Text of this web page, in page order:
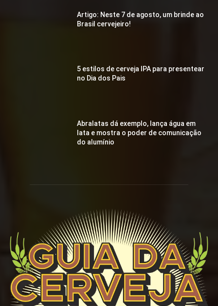
Artigo: Neste 7 de agosto, um brinde ao
Brasil cervejeiro!
5 estilos de cerveja IPA para presentear
no Dia dos Pais
Abralatas dá exemplo, lança água em
lata e mostra o poder de comunicação
do alumínio